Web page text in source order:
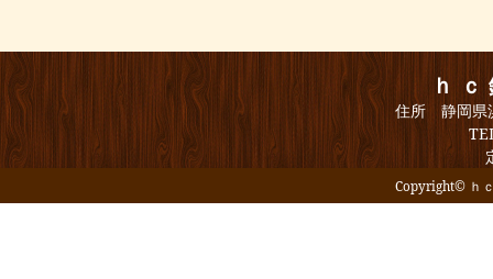
ｈ
住所 静岡県
Copyright© ｈ